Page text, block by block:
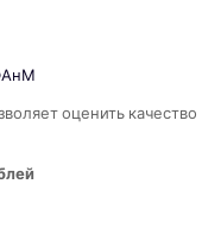
оценить качество